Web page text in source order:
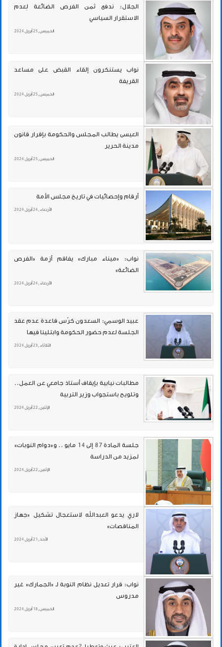
الجلال: ندفع ثمن الفرص الضائعة لِعدم
الاستقرار السياسي
الخميس , 25 أبريل 2024
نواب يستنكرون إلقاء القبض على مساعد
القريفة
الخميس , 25 أبريل 2024
العيسى يطالب المجلس والحكومة بإقرار قانون
مدينة الحرير
الخميس , 25 أبريل 2024
أرقام وإحصائيات في تاريخ مجلس الأمة
الأربعاء , 24 أبريل 2024
نواب: «ميناء مبارك» يفاقم أزمة «الفرص
الضائعة»
الأربعاء , 24 أبريل 2024
عبيد الوسمي: السعدون كرّس قاعدة عدم عقد
الجلسة لعدم حضور الحكومة وابتلينا فيها
الثلاثاء , 23 أبريل 2024
مطالبات نيابية بإيقاف أستاذ جامعي عن العمل..
وتلويح باستجواب وزير التربية
الإثنين , 22 أبريل 2024
جلسة المادة 87 إلى 14 مايو .. و«دوام النوبات»
لمزيد من الدراسة
الإثنين , 22 أبريل 2024
لاري يدعو العبدالله لاستعجال تشكيل «جهاز
المناقصات»
الأحد , 21 أبريل 2024
نواب: قرار تعديل نظام النوبة لـ «الجمارك» غير
مدروس
الخميس , 18 أبريل 2024